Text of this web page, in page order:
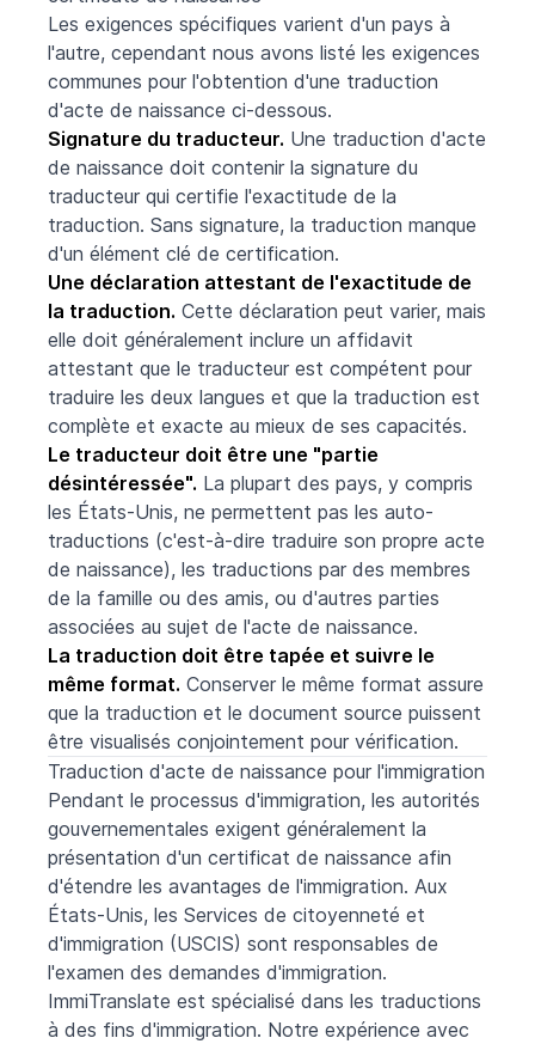
Les exigences spécifiques varient d'un pays à
l'autre, cependant nous avons listé les exigences
communes pour l'obtention d'une traduction
d'acte de naissance ci-dessous.
Signature du traducteur. Une traduction d'acte
de naissance doit contenir la signature du
traducteur qui certifie l'exactitude de la
traduction. Sans signature, la traduction manque
d'un élément clé de certification.
Une déclaration attestant de l'exactitude de
la traduction. Cette déclaration peut varier, mais
elle doit généralement inclure un affidavit
attestant que le traducteur est compétent pour
traduire les deux langues et que la traduction est
complète et exacte au mieux de ses capacités.
Le traducteur doit être une "partie
désintéressée". La plupart des pays, y compris
les États-Unis, ne permettent pas les auto-
traductions (c'est-à-dire traduire son propre acte
de naissance), les traductions par des membres
de la famille ou des amis, ou d'autres parties
associées au sujet de l'acte de naissance.
La traduction doit être tapée et suivre le
même format. Conserver le même format assure
que la traduction et le document source puissent
être visualisés conjointement pour vérification.
Traduction d'acte de naissance pour l'immigration
Pendant le processus d'immigration, les autorités
gouvernementales exigent généralement la
présentation d'un certificat de naissance afin
d'étendre les avantages de l'immigration. Aux
États-Unis, les Services de citoyenneté et
d'immigration (USCIS) sont responsables de
l'examen des demandes d'immigration.
ImmiTranslate est spécialisé dans les traductions
à des fins d'immigration. Notre expérience avec